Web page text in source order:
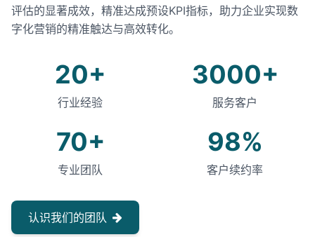
评估的显著成效，精准达成预设KPI指标，助力企业实现数
字化营销的精准触达与高效转化。
20+
行业经验
3000+
服务客户
70+
专业团队
98%
客户续约率
认识我们的团队